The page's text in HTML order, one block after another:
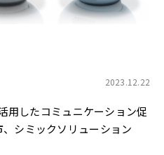
2023.12.22
用したコミュニケーション促
シミックソリューション